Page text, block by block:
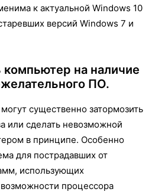
к актуальной Windows 10
версий Windows 7 и
компьютер на наличие
ПО.
существенно затормозить
или сделать невозможной
в принципе. Особенно
для пострадавших от
использующих
процессора